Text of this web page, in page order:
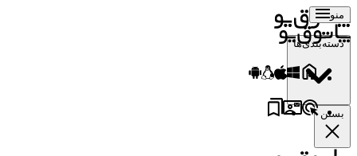
منو
دسته‌بندی‌ها
بستن